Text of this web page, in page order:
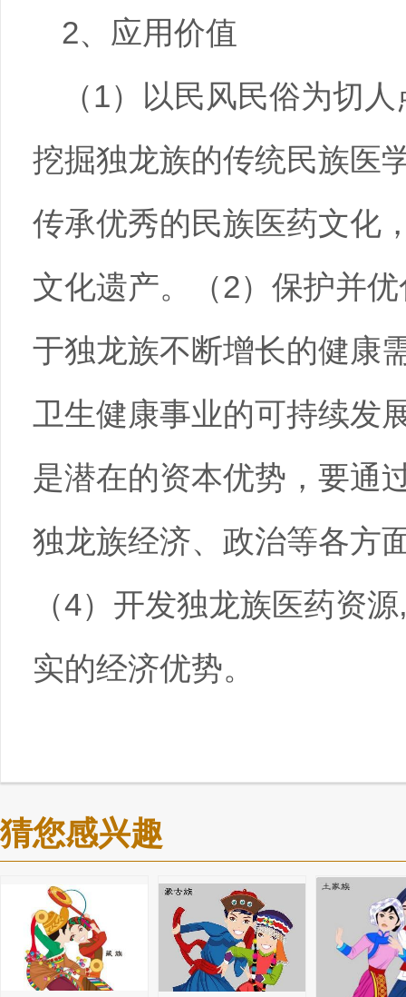
2、应用价值
（1）以民风民俗为切
挖掘独龙族的传统民族医
传承优秀的民族医药文化
文化遗产。（2）保护并
于独龙族不断增长的健康
卫生健康事业的可持续发
是潜在的资本优势，要通
独龙族经济、政治等各方
（4）开发独龙族医药资
实的经济优势。
猜您感兴趣